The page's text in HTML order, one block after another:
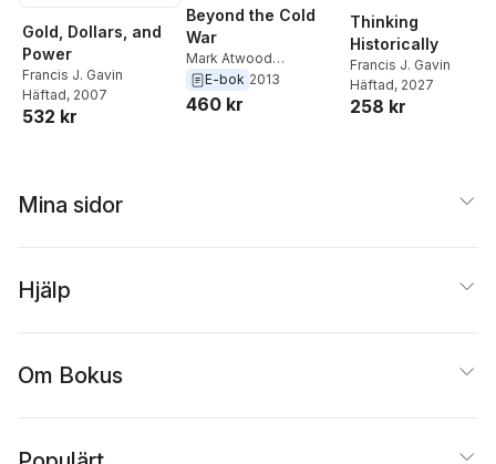
Pasternak,Agnès C.
Poirier
,Alina Polyakova
Sergey Radchenko
Juliet Samuel,Mary
Sarotte ,Kori Schake
Mark J. Schiefsky
Webb, Jonas Wikman
Gold, Dollars, and
Power
Francis J. Gavin
Häftad, 2007
532 kr
Beyond the Cold
War
Mark Atwood
Lawrence ,Francis J.
Gavin
E-bok 2013
460 kr
Thinking
Historically
Francis J. Gavin
Häftad, 2027
258 kr
Mina sidor
Hjälp
Om Bokus